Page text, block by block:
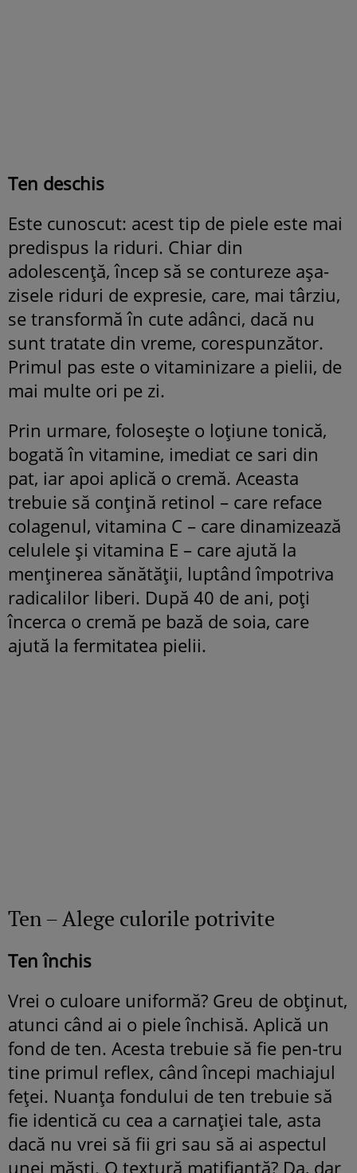
Ten deschis
Este cunoscut: acest tip de piele este mai
predispus la riduri. Chiar din
adolescenţă, încep să se contureze aşa-
zisele riduri de expresie, care, mai târziu,
se transformă în cute adânci, dacă nu
sunt tratate din vreme, corespunzător.
Primul pas este o vitaminizare a pielii, de
mai multe ori pe zi.
Prin urmare, foloseşte o loţiune tonică,
bogată în vitamine, imediat ce sari din
pat, iar apoi aplică o cremă. Aceasta
trebuie să conţină retinol – care reface
colagenul, vitamina C – care dinamizează
celulele şi vitamina E – care ajută la
menţinerea sănătăţii, luptând împotriva
radicalilor liberi. După 40 de ani, poţi
încerca o cremă pe bază de soia, care
ajută la fermitatea pielii.
Ten – Alege culorile potrivite
Ten închis
Vrei o culoare uniformă? Greu de obţinut,
atunci când ai o piele închisă. Aplică un
fond de ten. Acesta trebuie să fie pen-tru
tine primul reflex, când începi machiajul
feţei. Nuanţa fondului de ten trebuie să
fie identică cu cea a carnaţiei tale, asta
dacă nu vrei să fii gri sau să ai aspectul
unei măşti. O textură matifiantă? Da, dar